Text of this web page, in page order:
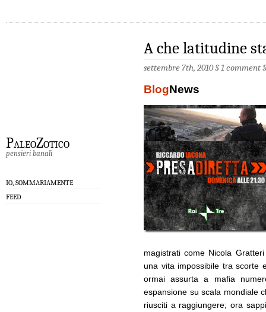
PaleoZotico
pensieri banali
IO, SOMMARIAMENTE
FEED
A che latitudine
settembre 7th, 2010 §1 comment
BlogNews
magistrati come Nicola
una vita impossibile tra scorte
ormai assurta a mafia
espansione su scala mondiale
riusciti a raggiungere; ora